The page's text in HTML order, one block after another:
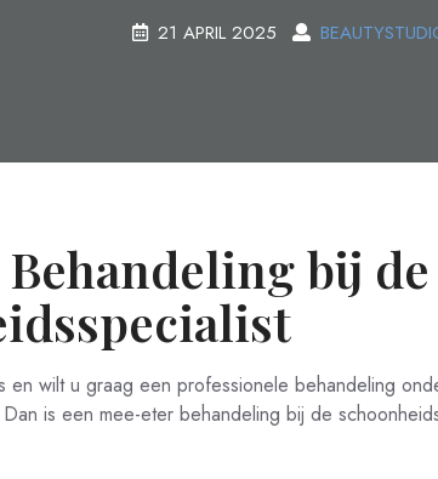
21 APRIL 2025
bij de
en wilt u graag een professionele behandeling
is een mee-eter behandeling bij de